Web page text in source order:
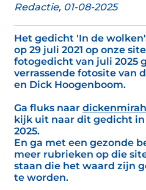
Redactie, 01-08-2025
Het gedicht 'In de
op 29 juli 2021 op onze
fotogedicht van juli 2025
verrassende fotosite van
en Dick Hoogenboom.
Ga fluks naar
kijk uit naar dit gedicht
2025.
En ga met een gezonde
meer rubrieken op die
staan die het waard zijn
te worden.